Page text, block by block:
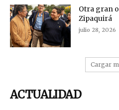
Otra gran
Zipaquirá
julio 28, 2026
Cargar
ACTUALIDAD